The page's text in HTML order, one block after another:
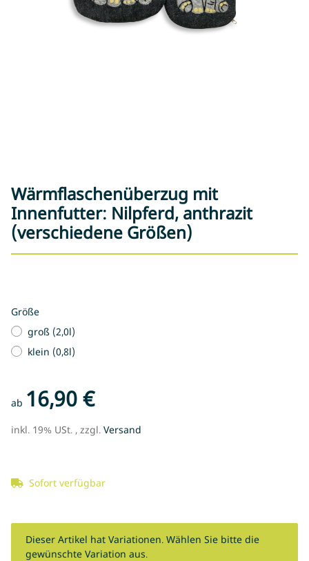
Wärmflaschenüberzug mit
Innenfutter: Nilpferd, anthrazit
(verschiedene Größen)
Größe
groß (2,0l)
klein (0,8l)
ab 16,90 €
inkl. 19% USt. , zzgl. Versand
Sofort verfügbar
x
Dieser Artikel hat Variationen. Wählen Sie bitte die
gewünschte Variation aus.